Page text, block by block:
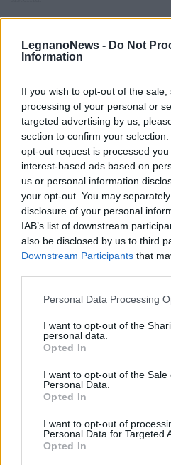
LegnanoNews - Do Not
Information
If you wish to opt-out of the
processing of your personal or
targeted advertising by us,
section to confirm your
opt-out request is processed
interest-based ads based on
us or personal information
your opt-out. You may
disclosure of your personal
IAB’s list of downstream
also be disclosed by us to third
Downstream Participants that
Personal Data Processing
I want to opt-out of the
personal data.
Opted In
I want to opt-out of the Sale
Personal Data.
Opted In
I want to opt-out of
Personal Data for Targeted
Opted In
ALTRE NOTIZIE DI SAN
LEGNANO